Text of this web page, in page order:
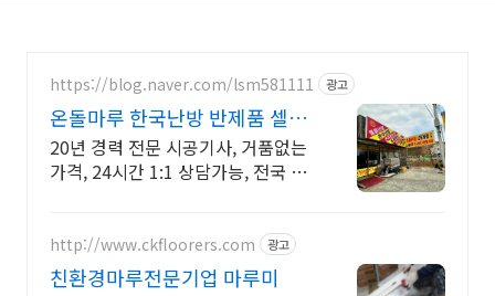
https://blog.naver.com/lsm581111 광고
온돌마루 한국난방 반제품 셀프
시공 가능
20년 경력 전문 시공기사, 거품없는
가격, 24시간 1:1 상담가능, 전국 출
탄소난방 히팅케이블
http://www.ckfloorers.com 광고
친환경마루전문기업 마루미